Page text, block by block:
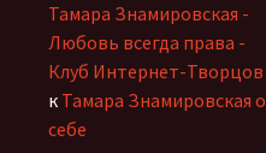
Тамара Знамировская -
Любовь всегда права -
Клуб Интернет-Творцов
к Тамара Знамировская о
себе